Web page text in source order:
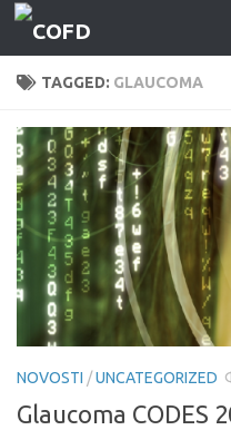
Skip to content
TAGGED: GLAUCOMA
NOVOSTI /UNCATEGORIZED
Glaucoma CODES